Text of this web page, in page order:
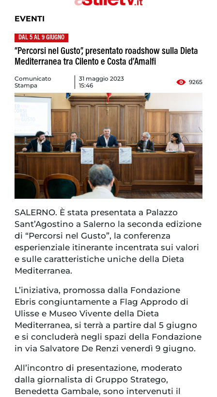
EVENTI
DAL 5 AL 9 GIUGNO
“Percorsi nel Gusto”, presentato roadshow sulla Dieta
Mediterranea tra Cilento e Costa d’Amalfi
Comunicato
Stampa
31 maggio 2023
15:46
9265
SALERNO. È stata presentata a Palazzo
Sant’Agostino a Salerno la seconda edizione
di “Percorsi nel Gusto”, la conferenza
esperienziale itinerante incentrata sui valori
e sulle caratteristiche uniche della Dieta
Mediterranea.
L’iniziativa, promossa dalla Fondazione
Ebris congiuntamente a Flag Approdo di
Ulisse e Museo Vivente della Dieta
Mediterranea, si terrà a partire dal 5 giugno
e si concluderà negli spazi della Fondazione
in via Salvatore De Renzi venerdì 9 giugno.
All’incontro di presentazione, moderato
dalla giornalista di Gruppo Stratego,
Benedetta Gambale, sono intervenuti il